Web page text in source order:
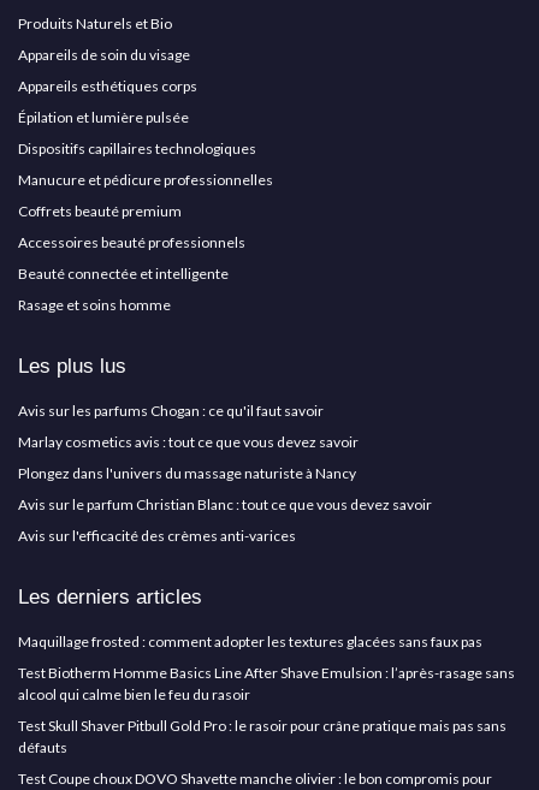
Produits Naturels et Bio
Appareils de soin du visage
Appareils esthétiques corps
Épilation et lumière pulsée
Dispositifs capillaires technologiques
Manucure et pédicure professionnelles
Coffrets beauté premium
Accessoires beauté professionnels
Beauté connectée et intelligente
Rasage et soins homme
Les plus lus
Avis sur les parfums Chogan : ce qu'il faut savoir
Marlay cosmetics avis : tout ce que vous devez savoir
Plongez dans l'univers du massage naturiste à Nancy
Avis sur le parfum Christian Blanc : tout ce que vous devez savoir
Avis sur l'efficacité des crèmes anti-varices
Les derniers articles
Maquillage frosted : comment adopter les textures glacées sans faux pas
Test Biotherm Homme Basics Line After Shave Emulsion : l’après-rasage sans
alcool qui calme bien le feu du rasoir
Test Skull Shaver Pitbull Gold Pro : le rasoir pour crâne pratique mais pas sans
défauts
Test Coupe choux DOVO Shavette manche olivier : le bon compromis pour